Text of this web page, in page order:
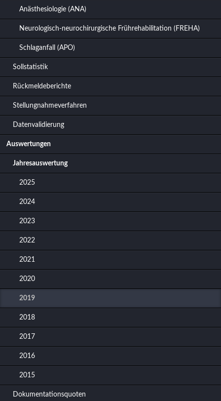
Anästhesiologie (ANA)
Neurologisch-neurochirurgische Frührehabilitation (FREHA)
Schlaganfall (APO)
Sollstatistik
Rückmeldeberichte
Stellungnahmeverfahren
Datenvalidierung
Auswertungen
Jahresauswertung
2025
2024
2023
2022
2021
2020
2019
2018
2017
2016
2015
Dokumentationsquoten